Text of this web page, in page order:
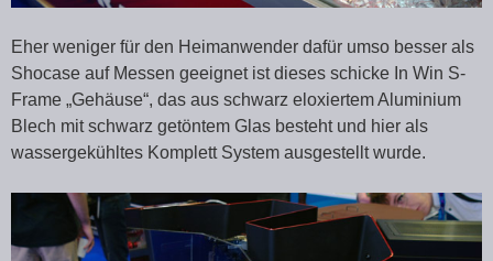
Eher weniger für den Heimanwender dafür umso besser als
Shocase auf Messen geeignet ist dieses schicke In Win S-
Frame „Gehäuse“, das aus schwarz eloxiertem Aluminium
Blech mit schwarz getöntem Glas besteht und hier als
wassergekühltes Komplett System ausgestellt wurde.